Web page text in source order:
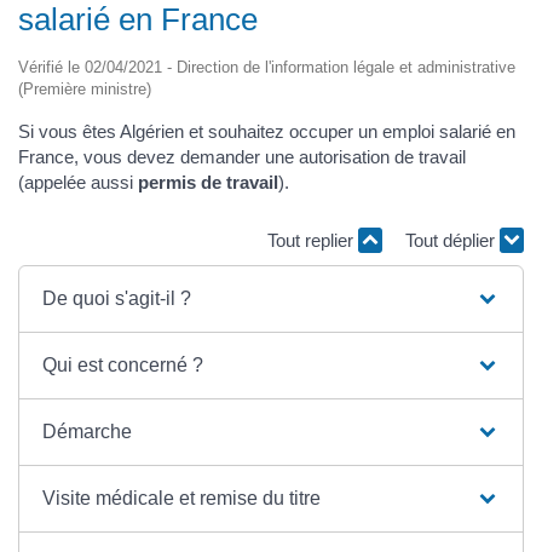
salarié en France
Vérifié le 02/04/2021 - Direction de l'information légale et administrative
(Première ministre)
Si vous êtes Algérien et souhaitez occuper un emploi salarié en
France, vous devez demander une autorisation de travail
(appelée aussi permis de travail).
Tout replier Tout déplier
De quoi s'agit-il ?
Qui est concerné ?
Démarche
Visite médicale et remise du titre